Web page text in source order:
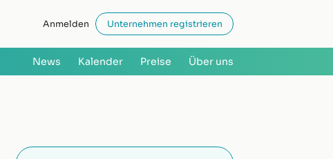
Anmelden Unternehmen registrieren
News Kalender Preise Über uns